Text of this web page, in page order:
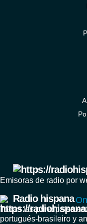
Emisoras de radio por
Radio hispana
Todas las principales
portugués-brasileiro y